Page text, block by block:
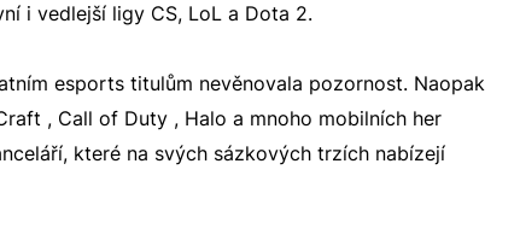
i vedlejší ligy CS, LoL a Dota 2.
esports titulům nevěnovala pozornost. Naopak
, Call of Duty , Halo a mnoho mobilních her
které na svých sázkových trzích nabízejí